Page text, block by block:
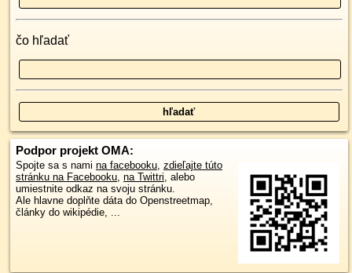
čo hľadať
Podpor projekt OMA:
Spojte sa s nami na facebooku, zdieľajte túto
stránku na Facebooku, na Twittri, alebo
umiestnite odkaz na svoju stránku.
Ale hlavne doplňte dáta do Openstreetmap,
články do wikipédie, ...